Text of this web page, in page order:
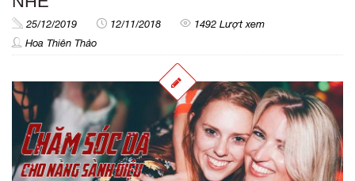
25/12/2019 12/11/2018
1492 Lượt xem
Hoa Thiên Thảo